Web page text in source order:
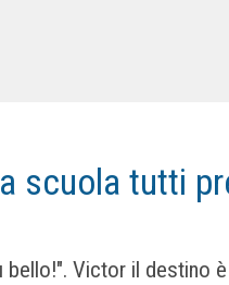
scuola tutti
Victor il destino